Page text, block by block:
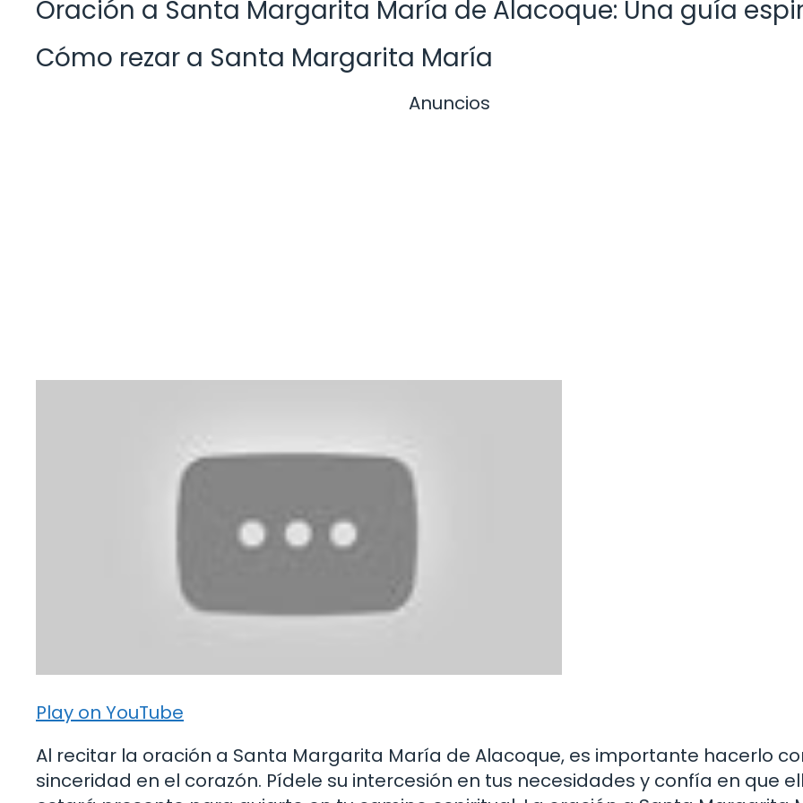
Oración a Santa Margarita María de Alacoque: Una guía
Cómo rezar a Santa Margarita María
Anuncios
Play on YouTube
Al recitar la oración a Santa Margarita María de Alacoque, es importante hacerlo
sinceridad en el corazón. Pídele su intercesión en tus necesidades y confía en que